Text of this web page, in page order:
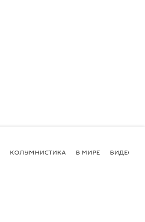
КОЛУМНИСТИКА В МИРЕ ВИДЕО